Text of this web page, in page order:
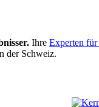
Ihre Experten
der Schweiz.